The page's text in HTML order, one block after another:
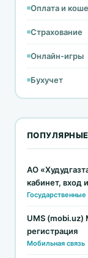
Оплата и
Страхование
Онлайн-игры
Бухучет
АО
кабинет, вход
UMS (mobi.uz)
регистрация
Мобильная связь